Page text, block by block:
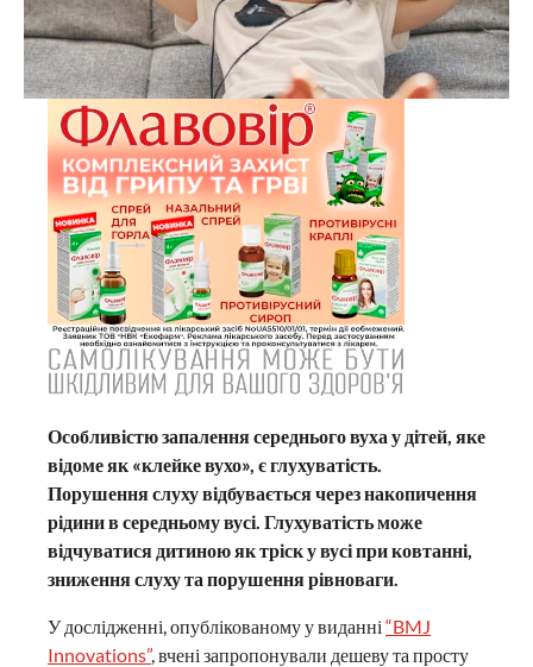
Особливістю запалення середнього вуха у дітей, яке
відоме як «клейке вухо», є глухуватість.
Порушення слуху відбувається через накопичення
рідини в середньому вусі. Глухуватість може
відчуватися дитиною як тріск у вусі при ковтанні,
зниження слуху та порушення рівноваги.
У дослідженні, опублікованому у виданні “BMJ
Innovations”, вчені запропонували дешеву та просту